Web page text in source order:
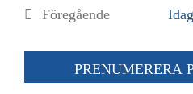
SÖK
Föregående
Idag
PRENUMERERA